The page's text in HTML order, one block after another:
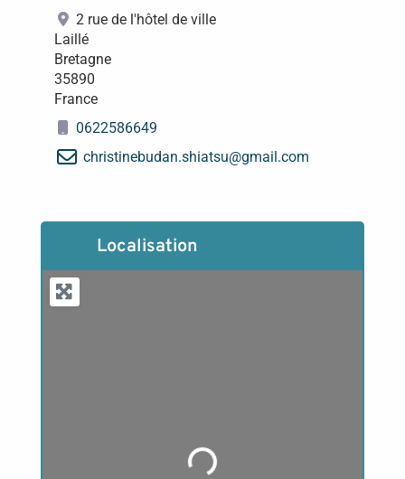
2 rue de l'hôtel de ville
Laillé
Bretagne
35890
France
0622586649
christinebudan.shiatsu@gmail.com
Localisation
Loading...